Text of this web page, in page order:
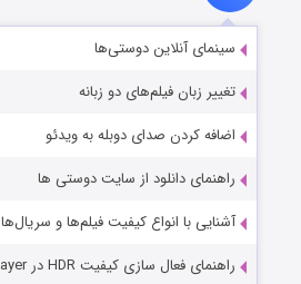
سینمای آنلاین دوستی‌ها
تغییر زبان فیلم‌های دو زبانه
اضافه کردن صدای دوبله به ویدئو
راهنمای دانلود از سایت دوستی ها
آشنایی با انواع کیفیت فیلم‌ها و سریال‌ها
راهنمای فعال سازی کیفیت HDR در PotPlayer